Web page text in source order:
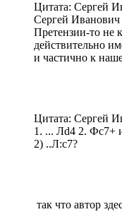
Цитата: Сергей
Сергей Иванович
Претензии-то не
действительно
и частично к
Цитата: Сергей
1. ... Лd4 2. Фс7+
2) ..Л:с7?
так что автор